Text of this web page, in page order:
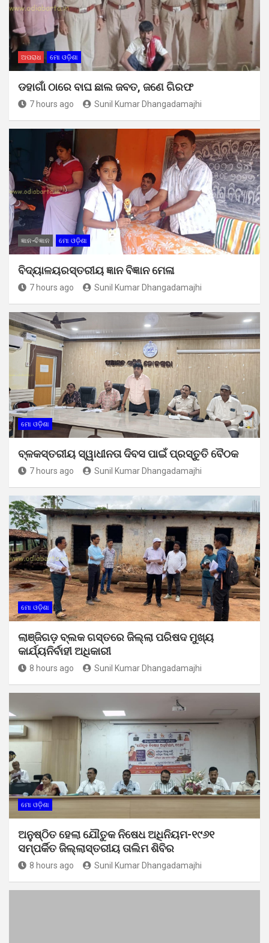
ଅପରାଧ ମୋ ଓଡ଼ିଶା
ଡହାଗାଁ ଠାରେ ବାଘ ଛାଲ ଜବତ, ଜଣେ ଗିରଫ
7 hours ago Sunil Kumar Dhangadamajhi
ଜ୍ଞାନ-ବିଜ୍ଞାନ ମୋ ଓଡ଼ିଶା
ବିଦ୍ୟାଳୟରସ୍ତରୀୟ ଜ୍ଞାନ ବିଜ୍ଞାନ ମେଳା
7 hours ago Sunil Kumar Dhangadamajhi
ମୋ ଓଡ଼ିଶା
ବ୍ଳକସ୍ତରୀୟ ସ୍ୱାଧୀନତା ଦିବସ ପାଇଁ ପ୍ରସ୍ତୁତି ବୈଠକ
7 hours ago Sunil Kumar Dhangadamajhi
ମୋ ଓଡ଼ିଶା
ଲାଞ୍ଜିଗଡ଼ ବ୍ଲକ ଗସ୍ତରେ ଜିଲ୍ଲା ପରିଷଦ ମୁଖ୍ୟ
କାର୍ଯ୍ୟନିର୍ବାହୀ ଅଧିକାରୀ
8 hours ago Sunil Kumar Dhangadamajhi
ମୋ ଓଡ଼ିଶା
ଅନୁଷ୍ଠିତ ହେଲା ଯୌତୁକ ନିଷେଧ ଅଧିନିୟମ-୧୯୬୧
ସମ୍ପର୍କିତ ଜିଲ୍ଲାସ୍ତରୀୟ ତାଲିମ ଶିବିର
8 hours ago Sunil Kumar Dhangadamajhi